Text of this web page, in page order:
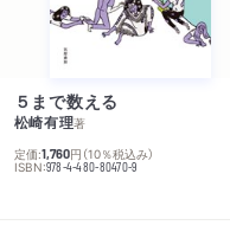
５まで数える
松崎有理著
定価:1,760円 （10％税込み）
ISBN:978-4-480-80470-9